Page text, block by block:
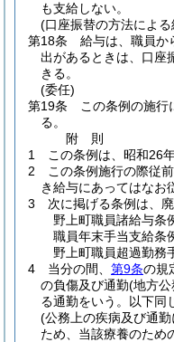
も支給しない。
(口座振替の方法によ
第18条
給与は、職員か
出があるときは、口座
きる。
(委任)
第19条
この条例の施行
る。
附 則
1
この条例は、昭和26
2
この条例施行の際従
き給与にあってはなお
3
次に掲げる条例は、廃
野上町職員諸給与条
職員年末手当支給条
野上町職員超過勤務
4
当分の間、 第9条の規
の負傷及び通勤(地方公
る通勤をいう。以下同
(公務上の疾病及び通
ため、当該療養のため